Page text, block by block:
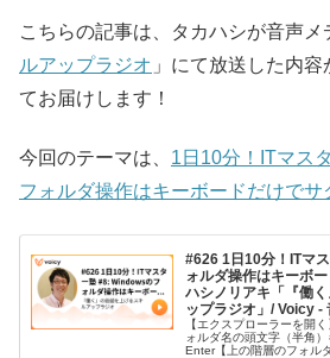
こちらの記事は、タカハシが音声メ
ルアップラジオ 」にて放送した内
てお届けします！
今回のテーマは、 1日10分！ITマス
フォルダ操作はキーボードだけでサ
#626 1日10分！ITマ
ォルダ操作はキーボ
ハシノリアキ「『働
ップラジオ」/ Voicy -
【エクスプローラーを開
ォルダ名の頭文字（半角
Enter【上の階層のフォル